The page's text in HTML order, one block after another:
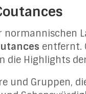
normannischen
entfernt.
die Highlights
und Gruppen,